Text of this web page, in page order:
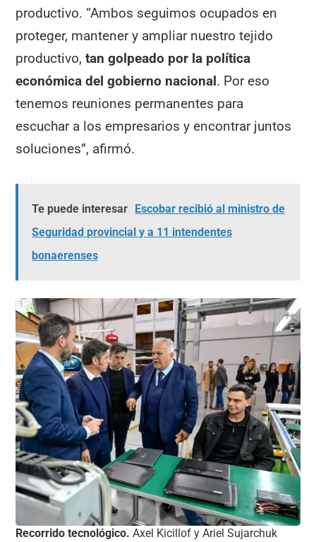
productivo. “Ambos seguimos ocupados en
proteger, mantener y ampliar nuestro tejido
productivo,tan golpeado por la política
económica del gobierno nacional. Por eso
tenemos reuniones permanentes para
escuchar a los empresarios y encontrar juntos
soluciones”, afirmó.
Te puede interesar Escobar recibió al ministro de
Seguridad provincial y a 11 intendentes
bonaerenses
Recorrido tecnológico. Axel Kicillof y Ariel Sujarchuk